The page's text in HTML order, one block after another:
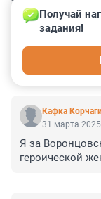
Гость
"15
Кафка
Получай
задания!
31 марта
Я за
героической